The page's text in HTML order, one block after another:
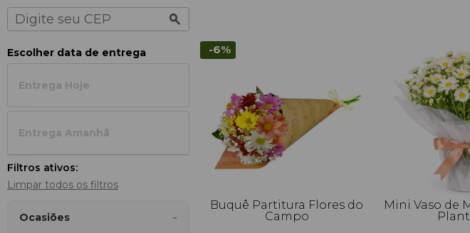
Escolher data de entrega
Entrega Hoje
Entrega Amanh
Filtros ativos:
Limpar todos os filtros
Ocasiões
-6%
Buquê Partitura Flores do
Campo
Mini Vaso de